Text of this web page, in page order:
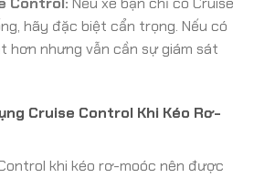
hãy đặc biệt cẩn trọng. Nếu có
hơn nhưng vẫn cần sự giám sát
Cruise Control Khi Kéo Rơ-
khi kéo rơ-moóc nên được